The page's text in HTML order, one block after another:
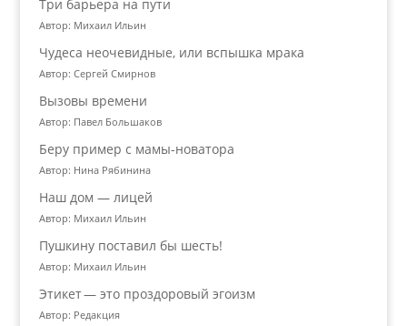
Три барьера на пути
Автор: Михаил Ильин
Чудеса неочевидные, или вспышка мрака
Автор: Сергей Смирнов
Вызовы времени
Автор: Павел Большаков
Беру пример с мамы-новатора
Автор: Нина Рябинина
Наш дом — лицей
Автор: Михаил Ильин
Пушкину поставил бы шесть!
Автор: Михаил Ильин
Этикет — это проздоровый эгоизм
Автор: Редакция